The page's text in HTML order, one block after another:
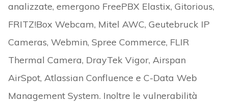
analizzate, emergono FreePBX Elastix, Gitorious,
FRITZ!Box Webcam, Mitel AWC, Geutebruck IP
Cameras, Webmin, Spree Commerce, FLIR
Thermal Camera, DrayTek Vigor, Airspan
AirSpot, Atlassian Confluence e C-Data Web
Management System. Inoltre le vulnerabilità